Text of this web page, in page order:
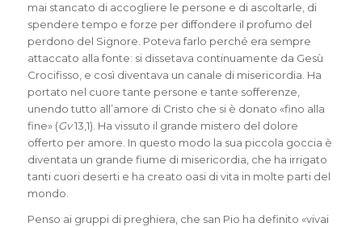
mai stancato di accogliere le persone e di ascoltarle, di
spendere tempo e forze per diffondere il profumo del
perdono del Signore. Poteva farlo perché era sempre
attaccato alla fonte: si dissetava continuamente da Gesù
Crocifisso, e così diventava un canale di misericordia. Ha
portato nel cuore tante persone e tante sofferenze,
unendo tutto all’amore di Cristo che si è donato «fino alla
fine» (Gv13,1). Ha vissuto il grande mistero del dolore
offerto per amore. In questo modo la sua piccola goccia è
diventata un grande fiume di misericordia, che ha irrigato
tanti cuori deserti e ha creato oasi di vita in molte parti del
mondo.
Penso ai gruppi di preghiera, che san Pio ha definito «vivai